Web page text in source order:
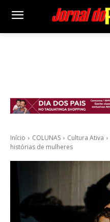
Início COLUNAS Cultura Ativa
histórias de mulheres